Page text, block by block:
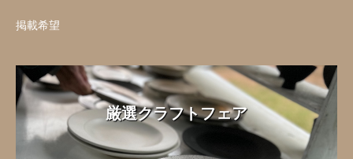
掲載希望
厳選クラフトフェア